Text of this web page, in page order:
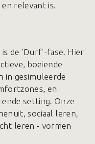
relevant is.
is de 'Durf'-fase. Hier
boeiende
in gesimuleerde
en
setting. Onze
sociaal leren,
leren - vormen